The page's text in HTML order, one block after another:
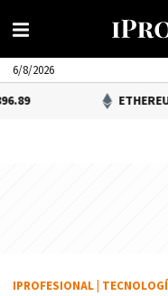
6/8/2026
ETHEREUM0.87%
IPROFESIONAL